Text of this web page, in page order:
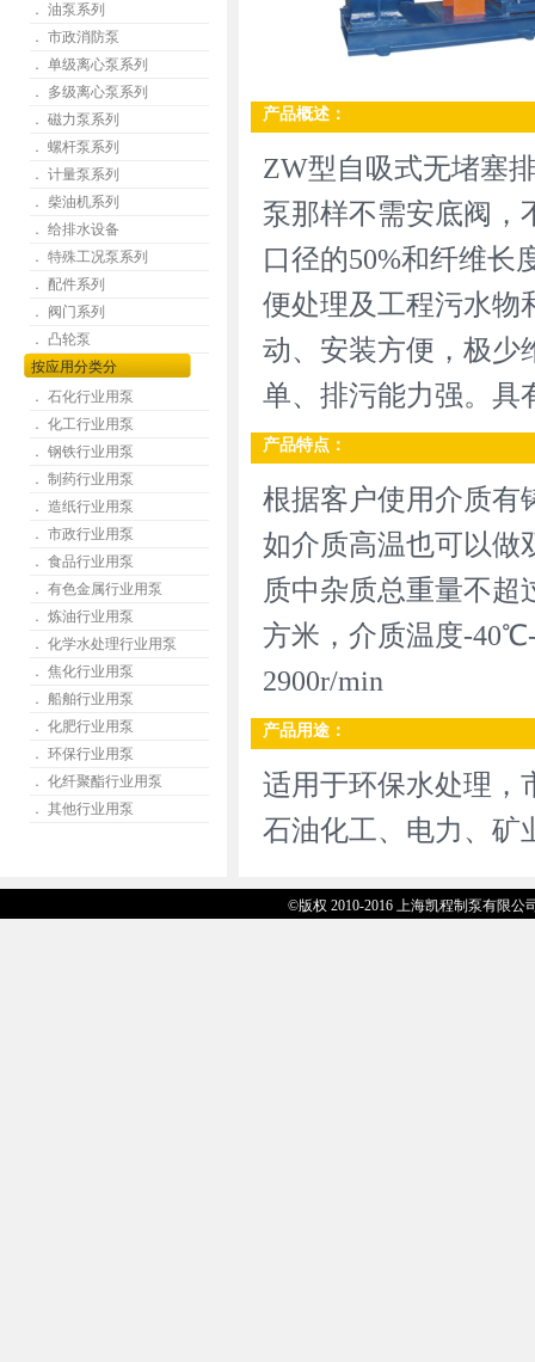
． 油泵系列
． 市政消防泵
． 单级离心泵系列
． 多级离心泵系列
． 磁力泵系列
． 螺杆泵系列
． 计量泵系列
． 柴油机系列
． 给排水设备
． 特殊工况泵系列
． 配件系列
． 阀门系列
． 凸轮泵
按应用分类分
． 石化行业用泵
． 化工行业用泵
． 钢铁行业用泵
． 制药行业用泵
． 造纸行业用泵
． 市政行业用泵
． 食品行业用泵
． 有色金属行业用泵
． 炼油行业用泵
． 化学水处理行业用泵
． 焦化行业用泵
． 船舶行业用泵
． 化肥行业用泵
． 环保行业用泵
． 化纤聚酯行业用泵
． 其他行业用泵
产品概述：
ZW型自吸式无堵塞
泵那样不需安底阀，
口径的50%和纤维长
便处理及工程污水物
动、安装方便，极少
单、排污能力强。具
产品特点：
根据客户使用介质有
如介质高温也可以做
质中杂质总重量不超
方米，介质温度-
2900r/min
产品用途：
适用于环保水处理，
石油化工、电力、矿
©版权 2010-2016 上海凯程制泵有限公